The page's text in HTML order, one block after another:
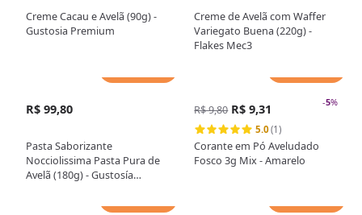
Creme Cacau e Avelã (90g) -
Gustosia Premium
Creme de Avelã com Waffer
Variegato Buena (220g) -
Flakes Mec3
R$ 99,80
Pasta Saborizante
Nocciolissima Pasta Pura de
Avelã (180g) - Gustosía
-5%
R$ 9,80 R$ 9,31
5.0(1)
Corante em Pó Aveludado
Fosco 3g Mix - Amarelo